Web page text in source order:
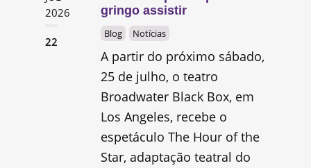
2026
22
gringo assistir
Blog Notícias
A partir do próximo sábado,
25 de julho, o teatro
Broadwater Black Box, em
Los Angeles, recebe o
espetáculo The Hour of the
Star, adaptação teatral do